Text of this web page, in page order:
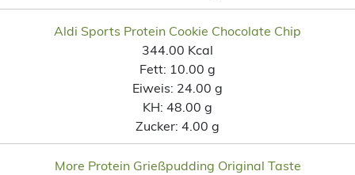
Aldi Sports Protein Cookie Chocolate Chip
344.00 Kcal
Fett: 10.00 g
Eiweis: 24.00 g
KH: 48.00 g
Zucker: 4.00 g
More Protein Grießpudding Original Taste